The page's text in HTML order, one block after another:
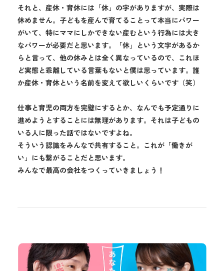
それと、産休・育休には「休」の字がありますが、実際は
休めません。子どもを産んで育てることって本当にパワー
がいて、特にママにしかできない産むという行為には大き
なパワーが必要だと思います。「休」という文字があるか
らと言って、他の休みとは全く異なっているので、これほ
ど実態と乖離している言葉もないと僕は思っています。誰
か産休・育休という名前を変えて欲しいくらいです（笑）
仕事と育児の両方を完璧にするとか、なんでも予定通りに
進めようとすることには無理があります。それは子どもの
いる人に限った話ではないですよね。
そういう認識をみんなで共有すること。これが「働きが
い」にも繋がることだと思います。
みんなで最高の会社をつくっていきましょう！